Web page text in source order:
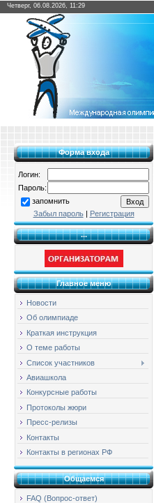
Четверг, 06.08.2026, 11:29
Форма входа
Логин:
Пароль:
запомнить
Забыл пароль| Регистрация
...
Главное меню
Новости
Об олимпиаде
Краткая инструкция
О теме работы
Список участников
Авиашкола
Конкурсные работы
Протоколы жюри
Пресс-релизы
Контакты
Контакты в регионах РФ
Общаемся
FAQ (Вопрос-ответ)